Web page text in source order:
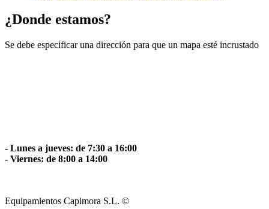
¿Donde estamos?
Se debe especificar una dirección para que un mapa esté incrustado
- Lunes a jueves: de 7:30 a 16:00
- Viernes: de 8:00 a 14:00
Equipamientos Capimora S.L. ©